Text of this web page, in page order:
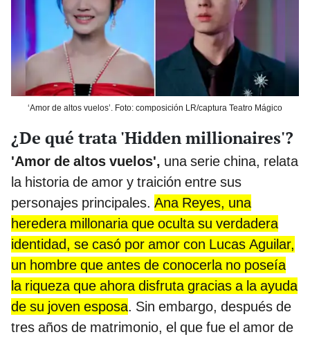
‘Amor de altos vuelos’. Foto: composición LR/captura Teatro Mágico
¿De qué trata 'Hidden millionaires'?
'Amor de altos vuelos', una serie china, relata
la historia de amor y traición entre sus
personajes principales. Ana Reyes, una
heredera millonaria que oculta su verdadera
identidad, se casó por amor con Lucas Aguilar,
un hombre que antes de conocerla no poseía
la riqueza que ahora disfruta gracias a la ayuda
de su joven esposa. Sin embargo, después de
tres años de matrimonio, el que fue el amor de